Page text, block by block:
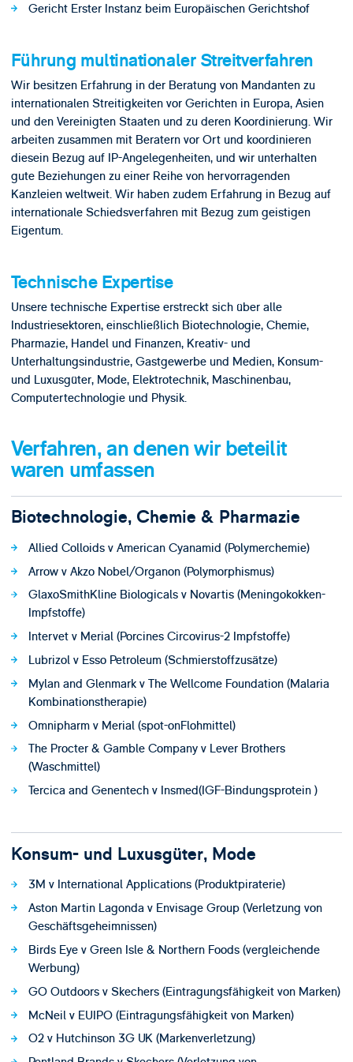
Gericht Erster Instanz beim Europäischen Gerichtshof
Führung multinationaler Streitverfahren
Wir besitzen Erfahrung in der Beratung von Mandanten zu
internationalen Streitigkeiten vor Gerichten in Europa, Asien
und den Vereinigten Staaten und zu deren Koordinierung. Wir
arbeiten zusammen mit Beratern vor Ort und koordinieren
diesein Bezug auf IP-Angelegenheiten, und wir unterhalten
gute Beziehungen zu einer Reihe von hervorragenden
Kanzleien weltweit. Wir haben zudem Erfahrung in Bezug auf
internationale Schiedsverfahren mit Bezug zum geistigen
Eigentum.
Technische Expertise
Unsere technische Expertise erstreckt sich über alle
Industriesektoren, einschließlich Biotechnologie, Chemie,
Pharmazie, Handel und Finanzen, Kreativ- und
Unterhaltungsindustrie, Gastgewerbe und Medien, Konsum-
und Luxusgüter, Mode, Elektrotechnik, Maschinenbau,
Computertechnologie und Physik.
Verfahren, an denen wir beteilit
waren umfassen
Biotechnologie, Chemie & Pharmazie
Allied Colloids v American Cyanamid (Polymerchemie)
Arrow v Akzo Nobel/Organon (Polymorphismus)
GlaxoSmithKline Biologicals v Novartis (Meningokokken-
Impfstoffe)
Intervet v Merial (Porcines Circovirus-2 Impfstoffe)
Lubrizol v Esso Petroleum (Schmierstoffzusätze)
Mylan and Glenmark v The Wellcome Foundation (Malaria
Kombinationstherapie)
Omnipharm v Merial (spot-onFlohmittel)
The Procter & Gamble Company v Lever Brothers
(Waschmittel)
Tercica and Genentech v Insmed(IGF-Bindungsprotein )
Konsum- und Luxusgüter, Mode
3M v International Applications (Produktpiraterie)
Aston Martin Lagonda v Envisage Group (Verletzung von
Geschäftsgeheimnissen)
Birds Eye v Green Isle & Northern Foods (vergleichende
Werbung)
GO Outdoors v Skechers (Eintragungsfähigkeit von Marken)
McNeil v EUIPO (Eintragungsfähigkeit von Marken)
O2 v Hutchinson 3G UK (Markenverletzung)